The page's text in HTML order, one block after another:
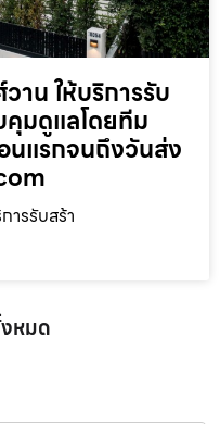
าน ให้บริการรับ
มดูแลโดยทีม
แรกจนถึงวันส่ง
ารรับสร้า
หมด